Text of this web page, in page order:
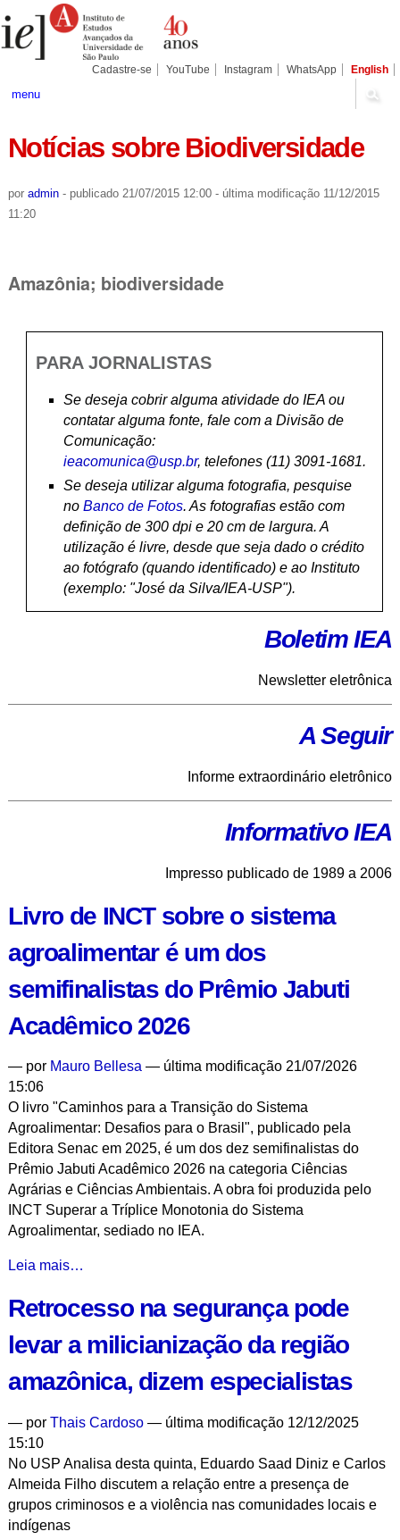
para
conteúdo.
Pessoais
Cadastre-se YouTube Instagram WhatsApp English
menu
Notícias sobre Biodiversidade
por admin - publicado21/07/2015 12:00 - última modificação11/12/2015
11:20
Amazônia; biodiversidade
PARA JORNALISTAS
Se deseja cobrir alguma atividade do IEA ou
contatar alguma fonte, fale com a Divisão de
Comunicação:
ieacomunica@usp.br, telefones (11) 3091-1681.
Se deseja utilizar alguma fotografia, pesquise
noBanco de Fotos. As fotografias estão com
definição de 300 dpi e 20 cm de largura. A
utilização é livre, desde que seja dado o crédito
ao fotógrafo (quando identificado) e ao Instituto
(exemplo: "José da Silva/IEA-USP").
Boletim IEA
Newsletter eletrônica
A Seguir
Informe extraordinário eletrônico
Informativo IEA
Impresso publicado de 1989 a 2006
Livro de INCT sobre o sistema
agroalimentar é um dos
semifinalistas do Prêmio Jabuti
Acadêmico 2026
— por Mauro Bellesa— última modificação 21/07/2026
15:06
O livro "Caminhos para a Transição do Sistema
Agroalimentar: Desafios para o Brasil", publicado pela
Editora Senac em 2025, é um dos dez semifinalistas do
Prêmio Jabuti Acadêmico 2026 na categoria Ciências
Agrárias e Ciências Ambientais. A obra foi produzida pelo
INCT Superar a Tríplice Monotonia do Sistema
Agroalimentar, sediado no IEA.
Livro
INCT
agroalimentar
um
dos
semifinalistas
do
Prêmio
Jabuti
Leia mais…
Retrocesso na segurança pode
levar a milicianização da região
amazônica, dizem especialistas
— por Thais Cardoso— última modificação 12/12/2025
15:10
No USP Analisa desta quinta, Eduardo Saad Diniz e Carlos
Almeida Filho discutem a relação entre a presença de
grupos criminosos e a violência nas comunidades locais e
indígenas